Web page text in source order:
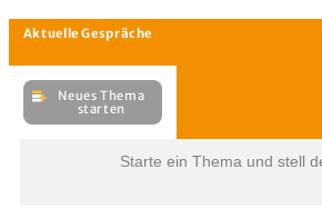
Starte ein Thema und stell